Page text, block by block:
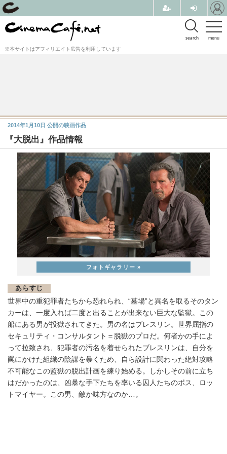
menu
search
※本サイトはアフィリエイト広告を利用しています
『大脱出』作品情報
2014年1月10日 公開の映画作品
あらすじ
世界中の重犯罪者たちから恐れられ、“墓場”と異名を取るそのタン
カーは、一度入れば二度と出ることが出来ない巨大な監獄。この
船にある男が投獄されてきた。男の名はブレスリン。世界屈指の
セキュリティ・コンサルタント＝脱獄のプロだ。何者かの手によ
って拉致され、犯罪者の汚名を着せられたブレスリンは、自分を
罠にかけた組織の陰謀を暴くため、自ら設計に関わった絶対攻略
不可能なこの監獄の脱出計画を練り始める。しかしその前に立ち
はだかったのは、凶暴な手下たちを率いる囚人たちのボス、ロッ
トマイヤー。この男、敵か味方なのか…。